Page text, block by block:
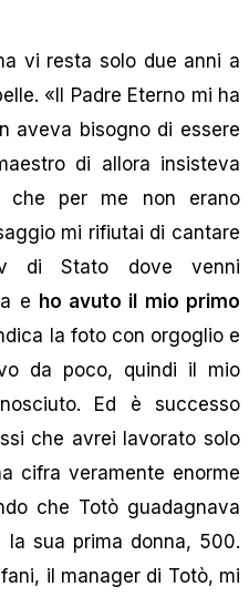
vi resta solo due anni a
«Il Padre Eterno mi ha
aveva bisogno di essere
di allora insisteva
che per me non erano
mi rifiutai di cantare
di Stato dove venni
e ho avuto il mio primo
la foto con orgoglio e
da poco, quindi il mio
Ed è successo
che avrei lavorato solo
cifra veramente enorme
che Totò guadagnava
la sua prima donna, 500.
il manager di Totò, mi